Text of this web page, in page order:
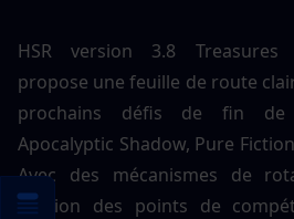
HSR version 3.8 Treasures
propose une feuille de route
prochains défis de fin de
Apocalyptic Shadow, Pure
Avec des mécanismes de
gestion des points de